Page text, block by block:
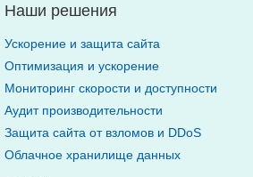
Наши решения
Ускорение и защита сайта
Оптимизация и ускорение
Мониторинг скорости и доступности
Аудит производительности
Защита сайта от взломов и DDoS
Облачное хранилище данных